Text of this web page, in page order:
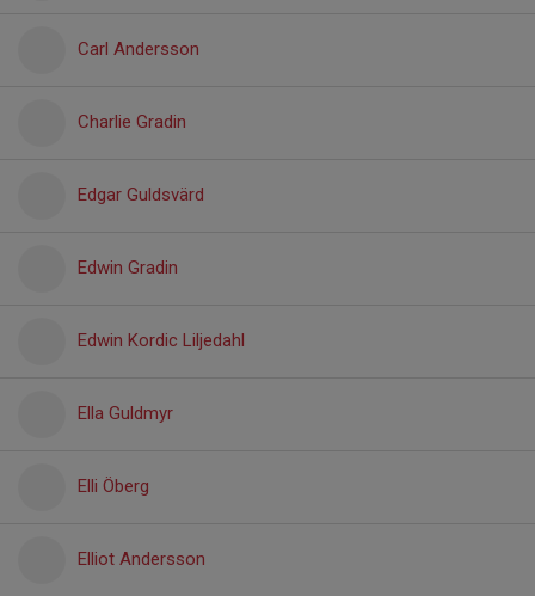
Carl Andersson
Charlie Gradin
Edgar Guldsvärd
Edwin Gradin
Edwin Kordic Liljedahl
Ella Guldmyr
Elli Öberg
Elliot Andersson